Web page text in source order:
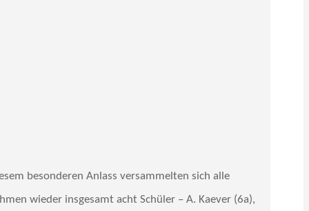
besonderen Anlass versammelten sich alle
wieder insgesamt acht Schüler – A. Kaever (6a),